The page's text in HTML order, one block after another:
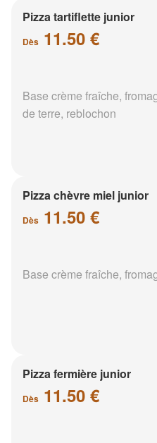
Pizza tartiflette junior
Dès 11.50 €
Base crème fraîche,
de terre, reblochon
Pizza chèvre miel junior
Dès 11.50 €
Base crème fraîche,
Pizza fermière junior
Dès 11.50 €